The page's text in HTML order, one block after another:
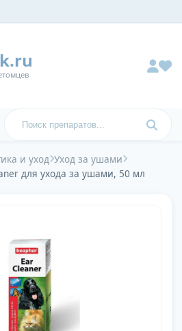
и уход Уход за ушами
для ухода за ушами, 50 мл